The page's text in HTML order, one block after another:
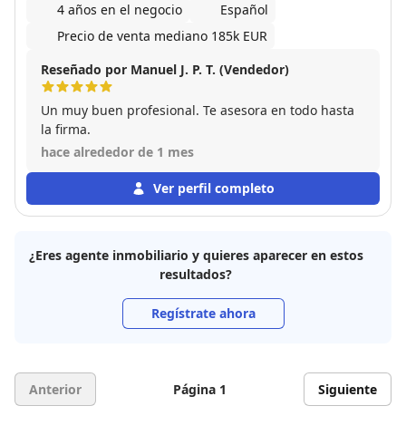
4 años en el negocio
Español
Precio de venta mediano 185k EUR
Reseñado por Manuel J. P. T. (Vendedor)
Un muy buen profesional. Te asesora en todo hasta
la firma.
hace alrededor de 1 mes
Ver perfil completo
¿Eres agente inmobiliario y quieres aparecer en estos
resultados?
Regístrate ahora
Anterior Página 1 Siguiente